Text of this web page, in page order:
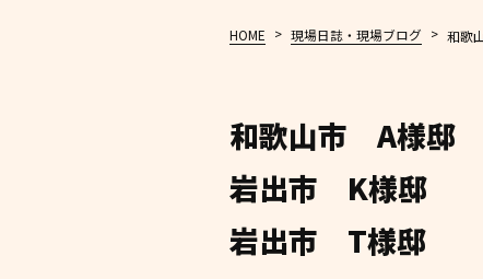
HOME > 現場日誌・現場ブログ > 和歌
和歌山市 A様邸
岩出市 K様邸
岩出市 T様邸